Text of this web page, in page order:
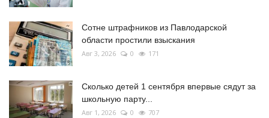
Сотне штрафников из Павлодарской
области простили взыскания
Авг 3, 2026 0 171
Сколько детей 1 сентября впервые сядут за
школьную парту...
Авг 1, 2026 0 707